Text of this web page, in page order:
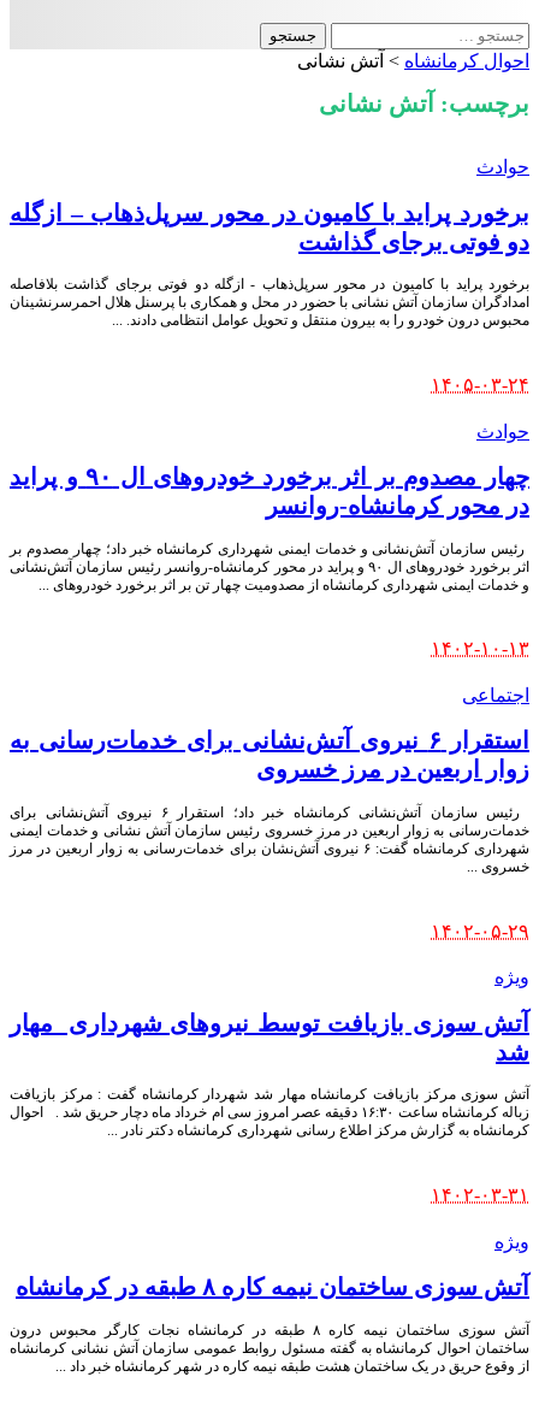
جستجو
برای:
احوال کرمانشاه > آتش نشانی
برچسب: آتش نشانی
حوادث
برخورد پراید با کامیون در محور سرپل‌ذهاب – ازگله
دو فوتی برجای گذاشت
برخورد پراید با کامیون در محور سرپل‌ذهاب - ازگله دو فوتی برجای گذاشت بلافاصله
امدادگران سازمان آتش نشانی با حضور در محل و همکاری با پرسنل هلال احمرسرنشینان
محبوس درون خودرو را به بیرون منتقل و تحویل عوامل انتظامی دادند. ...
by
۱۴۰۵-۰۳-۲۴
حوادث
چهار مصدوم بر اثر برخورد خودروهای ال ۹۰ و پراید
در محور کرمانشاه-روانسر
‍ رئیس سازمان آتش‌نشانی و خدمات ایمنی شهرداری کرمانشاه خبر داد؛ چهار مصدوم بر
اثر برخورد خودروهای ال ۹۰ و پراید در محور کرمانشاه-روانسر رئیس سازمان آتش‌نشانی
و خدمات ایمنی شهرداری کرمانشاه از مصدومیت چهار تن بر اثر برخورد خودروهای
by
۱۴۰۲-۱۰-۱۳
اجتماعی
استقرار ۶ نیروی آتش‌نشانی برای خدمات‌رسانی به
زوار اربعین در مرز خسروی
‍ رئیس سازمان آتش‌نشانی کرمانشاه خبر داد؛ استقرار ۶ نیروی آتش‌نشانی برای
خدمات‌رسانی به زوار اربعین در مرز خسروی رئیس سازمان آتش نشانی و خدمات ایمنی
شهرداری کرمانشاه گفت: ۶ نیروی آتش‌نشان برای خدمات‌رسانی به زوار اربعین در مرز
خسروی ...
by
۱۴۰۲-۰۵-۲۹
ویژه
آتش سوزی بازیافت توسط نیروهای شهرداری مهار
شد
آتش سوزی مرکز بازیافت کرمانشاه مهار شد شهردار کرمانشاه گفت : مرکز بازیافت
زباله کرمانشاه ساعت ۱۶:۳۰ دقیقه عصر امروز سی ام خرداد ماه دچار حریق شد . احوال
کرمانشاه به گزارش مرکز اطلاع رسانی شهرداری کرمانشاه دکتر نادر ...
by
۱۴۰۲-۰۳-۳۱
ویژه
آتش سوزی ساختمان نیمه کاره ۸ طبقه در کرمانشاه
آتش سوزی ساختمان نیمه کاره ۸ طبقه در کرمانشاه نجات کارگر محبوس درون
ساختمان احوال کرمانشاه به گفته مسئول روابط عمومی سازمان آتش نشانی کرمانشاه
از وقوع حریق در یک ساختمان هشت طبقه نیمه کاره در شهر کرمانشاه خبر داد